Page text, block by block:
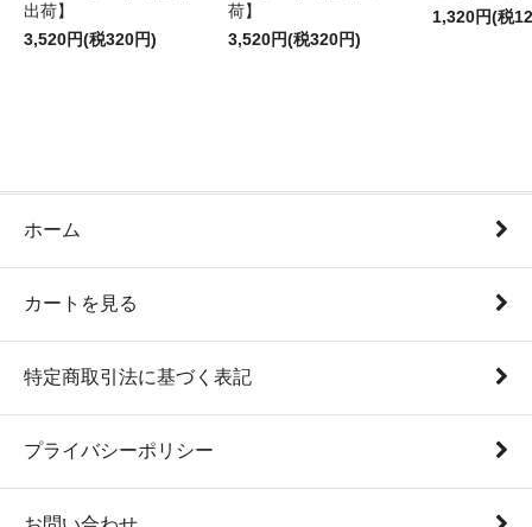
出荷】
3,520円(税320円)
荷】
3,520円(税320円)
1,320円(税
ホーム
カートを見る
特定商取引法に基づく表記
プライバシーポリシー